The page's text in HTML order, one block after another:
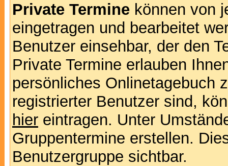
Private Termine können von
eingetragen und bearbeitet
Benutzer einsehbar, der den
Private Termine erlauben
persönliches Onlinetagebuch
registrierter Benutzer sind,
hier eintragen. Unter
Gruppentermine erstellen.
Benutzergruppe sichtbar.